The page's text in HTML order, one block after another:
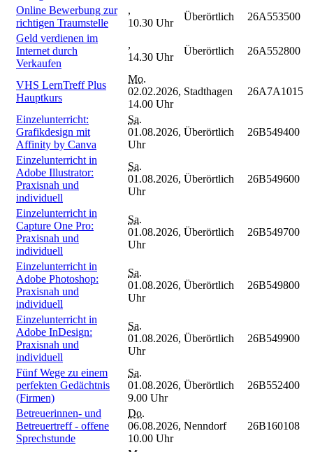
Online Bewerbung zur
richtigen Traumstelle
,
10.30 Uhr
Überörtlich
26A553500
Geld verdienen im
Internet durch
Verkaufen
,
14.30 Uhr
Überörtlich 26A552800
VHS LernTreff Plus
Hauptkurs
Mo.
02.02.2026,
14.00 Uhr
Stadthagen 26A7A1015
Einzelunterricht:
Grafikdesign mit
Affinity by Canva
Sa.
01.08.2026,
Uhr
Überörtlich 26B549400
Einzelunterricht in
Adobe Illustrator:
Praxisnah und
individuell
Sa.
01.08.2026,
Uhr
Überörtlich 26B549600
Einzelunterricht in
Capture One Pro:
Praxisnah und
individuell
Sa.
01.08.2026,
Uhr
Überörtlich 26B549700
Einzelunterricht in
Adobe Photoshop:
Praxisnah und
individuell
Sa.
01.08.2026,
Uhr
Überörtlich 26B549800
Einzelunterricht in
Adobe InDesign:
Praxisnah und
individuell
Sa.
01.08.2026,
Uhr
Überörtlich 26B549900
Fünf Wege zu einem
perfekten Gedächtnis
(Firmen)
Sa.
01.08.2026,
9.00 Uhr
Überörtlich 26B552400
Betreuerinnen- und
Betreuertreff - offene
Sprechstunde
Do.
06.08.2026,
10.00 Uhr
Nenndorf 26B160108